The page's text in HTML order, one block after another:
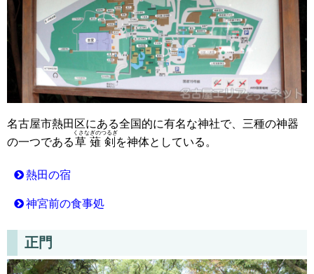
名古屋市熱田区にある全国的に有名な神社で、三種の神器
の一つである草薙剣
くさなぎのつるぎ
を神体としている。
熱田の宿
神宮前の食事処
正門